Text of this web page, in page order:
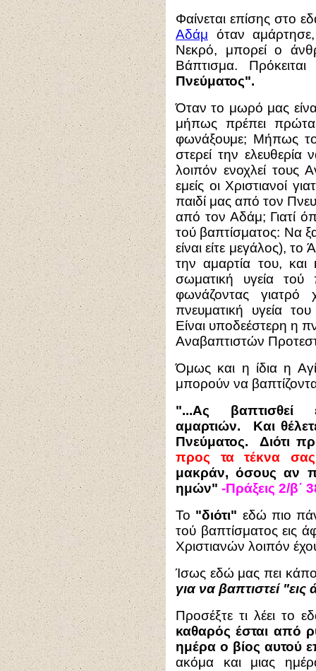
Φαίνεται επίσης στο
Αδάμ όταν
Νεκρό, μπορεί ο
Βάπτισμα.
Πνεύματος".
Όταν το μωρό μας
μήπως πρέπει
φωνάξουμε; Μήπως
στερεί την ελευθερία
λοιπόν ενοχλεί τους
εμείς οι Χριστιανοί
παιδί μας από τον
από τον Αδάμ; Γιατί
τού βαπτίσματος: Να
είναι είτε μεγάλος),
την αμαρτία του, και
σωματική υγεία τού
φωνάζοντας
πνευματική υγεία
Είναι υποδεέστερη η
Αναβαπτιστών
Όμως και η ίδια η
μπορούν να
"...Ας βαπτισθεί
αμαρτιών. Και
Πνεύματος. Διότι
προς τα τέκνα σας
μακράν, όσους αν
ημών" -Πράξεις 2/β΄
Το "διότι" εδώ πιο
τού βαπτίσματος εις
Χριστιανών λοιπόν
Ίσως εδώ μας πει
για να βαπτιστεί
Προσέξτε τι λέει το
καθαρός έσται από
ημέρα ο βίος αυτού
ακόμα και μιας